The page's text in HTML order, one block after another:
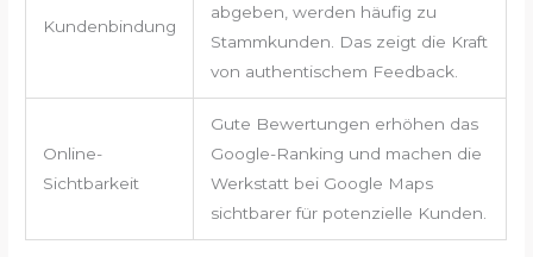
Kundenbindung
abgeben, werden häufig zu
Stammkunden. Das zeigt die Kraft
von authentischem Feedback.
Online-
Sichtbarkeit
Gute Bewertungen erhöhen das
Google-Ranking und machen die
Werkstatt bei Google Maps
sichtbarer für potenzielle Kunden.